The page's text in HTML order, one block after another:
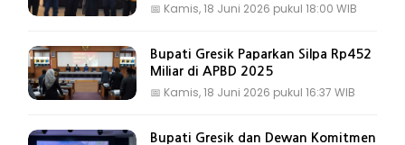
📅 Kamis, 18 Juni 2026 pukul 18:00 WIB
Bupati Gresik Paparkan Silpa Rp452
Miliar di APBD 2025
📅 Kamis, 18 Juni 2026 pukul 16:37 WIB
Bupati Gresik dan Dewan Komitmen